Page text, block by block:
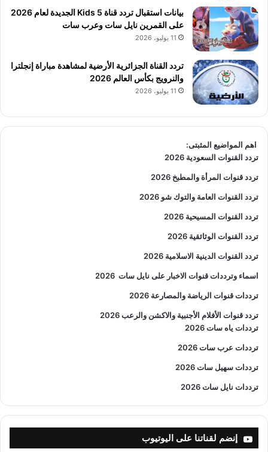
بيانات استقبال تردد قناة 5 Kids الجديدة لعام 2026
على القمرين نايل سات وعرب سات
11 يوليو، 2026
تردد القناة الجزائرية الأرضية لمشاهدة مباراة إنجلترا
والنرويج بكأس العالم 2026
11 يوليو، 2026
اهم المواضيع المثبتى:
تردد القنوات السعودية 2026
تردد قنوات المرأة والمطبخ 2026
تردد القنوات العامة والتوك شو 2026
تردد القنوات المسيحية 2026
تردد القنوات الوثائقية 2026
تردد القنوات الدينية الاسلامية 2026
اسماء وترددات قنوات الاخبار على نايل سات 2026
ترددات قنوات الرياضة والمصارعة 2026
تردد قنوات الأفلام الأجنبية والاكشن والرعب2026
ترددات ياه سات 2026
ترددات عرب سات 2026
ترددات سهيل سات 2026
ترددات نايل سات 2026
إنضم لقناتنا على اليوتيوب